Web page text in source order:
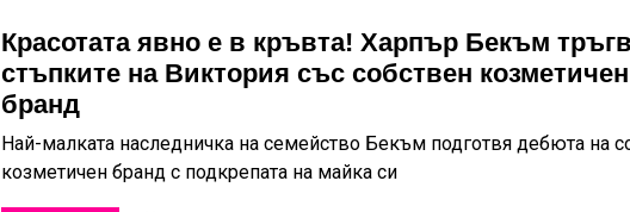
Красотата явно е в кръвта! Харпър Бекъм
стъпките на Виктория със собствен козметичен
бранд
Най-малката наследничка на семейство Бекъм подготвя дебюта на
козметичен бранд с подкрепата на майка си